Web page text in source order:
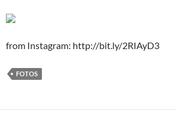
from Instagram: http://bit.ly/2RIAyD3
FOTOS